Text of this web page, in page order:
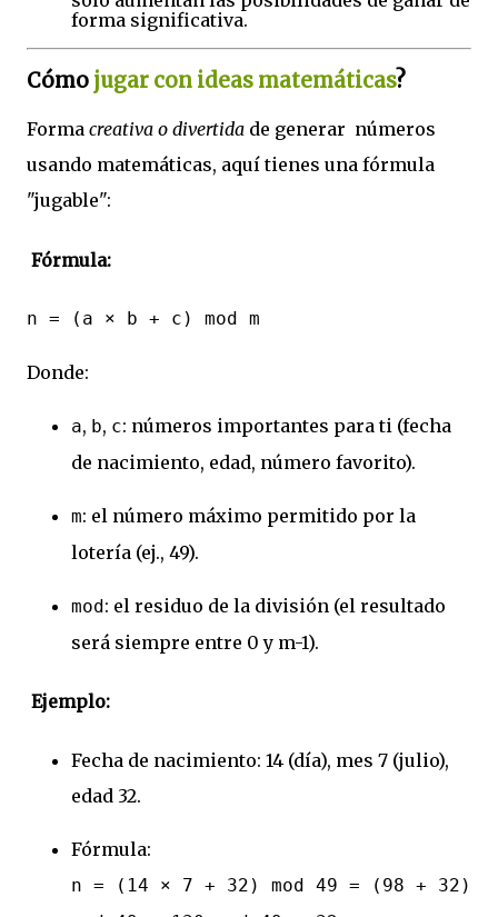
forma significativa.
Cómo jugar con ideas matemáticas?
Forma creativa o divertida de generar números
usando matemáticas, aquí tienes una fórmula
"jugable":
Fórmula:
n = (a × b + c) mod m
Donde:
a, b, c: números importantes para ti (fecha
de nacimiento, edad, número favorito).
m: el número máximo permitido por la
lotería (ej., 49).
mod: el residuo de la división (el resultado
será siempre entre 0 y m-1).
Ejemplo:
Fecha de nacimiento: 14 (día), mes 7 (julio),
edad 32.
Fórmula:
n = (14 × 7 + 32) mod 49 = (98 + 32)